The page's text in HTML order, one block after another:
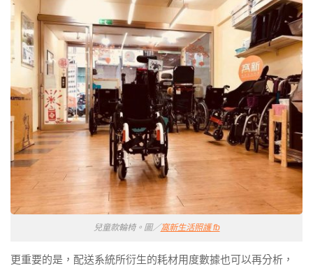
兒童款輪椅。圖／窩新生活照護 fb
更重要的是，配送系統所衍生的耗材用度數據也可以再分析，